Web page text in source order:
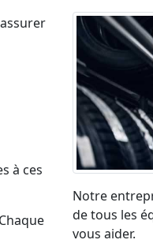
à ces
Notre
de tous les
vous aider.